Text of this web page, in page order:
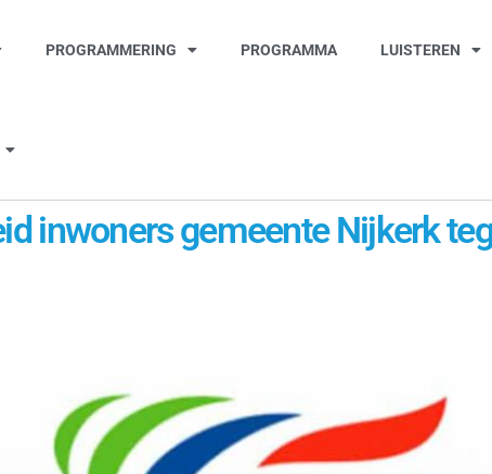
PROGRAMMERING PROGRAMMA LUISTEREN
inwoners gemeente Nijkerk